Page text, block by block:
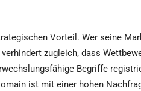
Vorteil. Wer seine
zugleich, dass
Begriffe
ist mit einer hohen